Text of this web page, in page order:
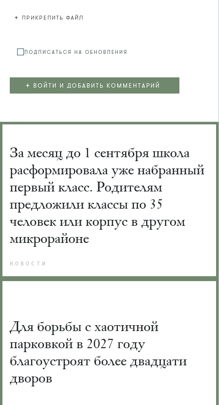
+ ПРИКРЕПИТЬ ФАЙЛ
ПОДПИСАТЬСЯ НА ОБНОВЛЕНИЯ
+ ВОЙТИ И ДОБАВИТЬ КОММЕНТАРИЙ
За месяц до 1 сентября школа
расформировала уже набранный
первый класс. Родителям
предложили классы по 35
человек или корпус в другом
микрорайоне
НОВОСТИ
Для борьбы с хаотичной
парковкой в 2027 году
благоустроят более двадцати
дворов